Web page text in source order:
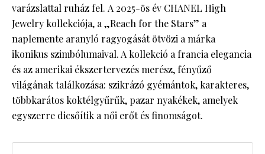
varázslattal ruház fel. A 2025-ös év CHANEL High
Jewelry kollekciója, a „Reach for the Stars” a
naplemente aranyló ragyogását ötvözi a márka
ikonikus szimbólumaival. A kollekció a francia elegancia
és az amerikai ékszertervezés merész, fényűző
világának találkozása: szikrázó gyémántok, karakteres,
többkarátos koktélgyűrűk, pazar nyakékek, amelyek
egyszerre dicsőítik a női erőt és finomságot.